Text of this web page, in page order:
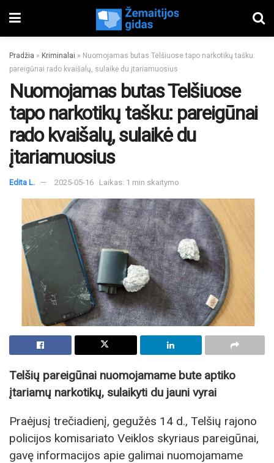
Pradžia » Kriminalai » Nuomojamas butas Telšiuose tapo narkotikų tašku:
pareigūnai rado kvaišalų, sulaikė du įtariamuosius
Nuomojamas butas Telšiuose
tapo narkotikų tašku: pareigūnai
rado kvaišalų, sulaikė du
įtariamuosius
Edita L. 2025-05-16 Laikas: 1 min skaitymo
Telšių pareigūnai nuomojamame bute aptiko
įtariamų narkotikų, sulaikyti du jauni vyrai
Praėjusį trečiadienį, gegužės 14 d., Telšių rajono
policijos komisariato Veiklos skyriaus pareigūnai,
gavę informacijos apie galimai nuomojamame